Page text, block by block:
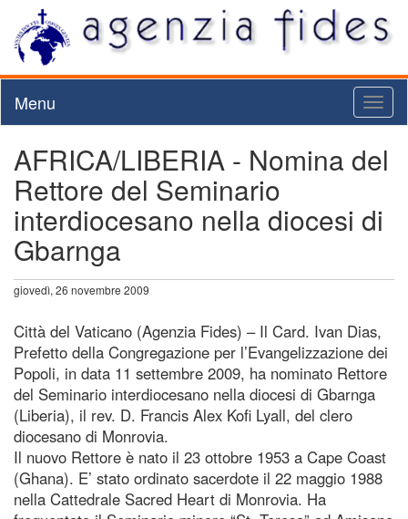
Menu
AFRICA/LIBERIA - Nomina del
Rettore del Seminario
interdiocesano nella diocesi di
Gbarnga
giovedì, 26 novembre 2009
Città del Vaticano (Agenzia Fides) – Il Card. Ivan Dias,
Prefetto della Congregazione per l’Evangelizzazione dei
Popoli, in data 11 settembre 2009, ha nominato Rettore
del Seminario interdiocesano nella diocesi di Gbarnga
(Liberia), il rev. D. Francis Alex Kofi Lyall, del clero
diocesano di Monrovia.
Il nuovo Rettore è nato il 23 ottobre 1953 a Cape Coast
(Ghana). E’ stato ordinato sacerdote il 22 maggio 1988
nella Cattedrale Sacred Heart di Monrovia. Ha